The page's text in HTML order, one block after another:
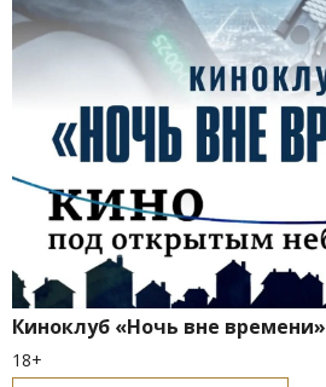
Киноклуб «Ночь вне времени»
18+